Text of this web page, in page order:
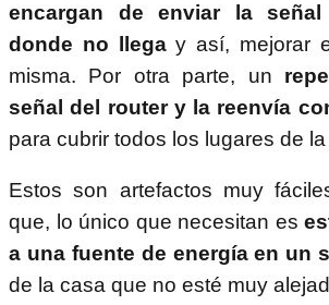
encargan de enviar la señal
donde no llegay así, mejorar
misma. Por otra parte, un
señal del router y la reenvía
para cubrir todos los lugares de
Estos son artefactos muy
que, lo único que necesitan es
a una fuente de energía en un
de la casa que no esté muy